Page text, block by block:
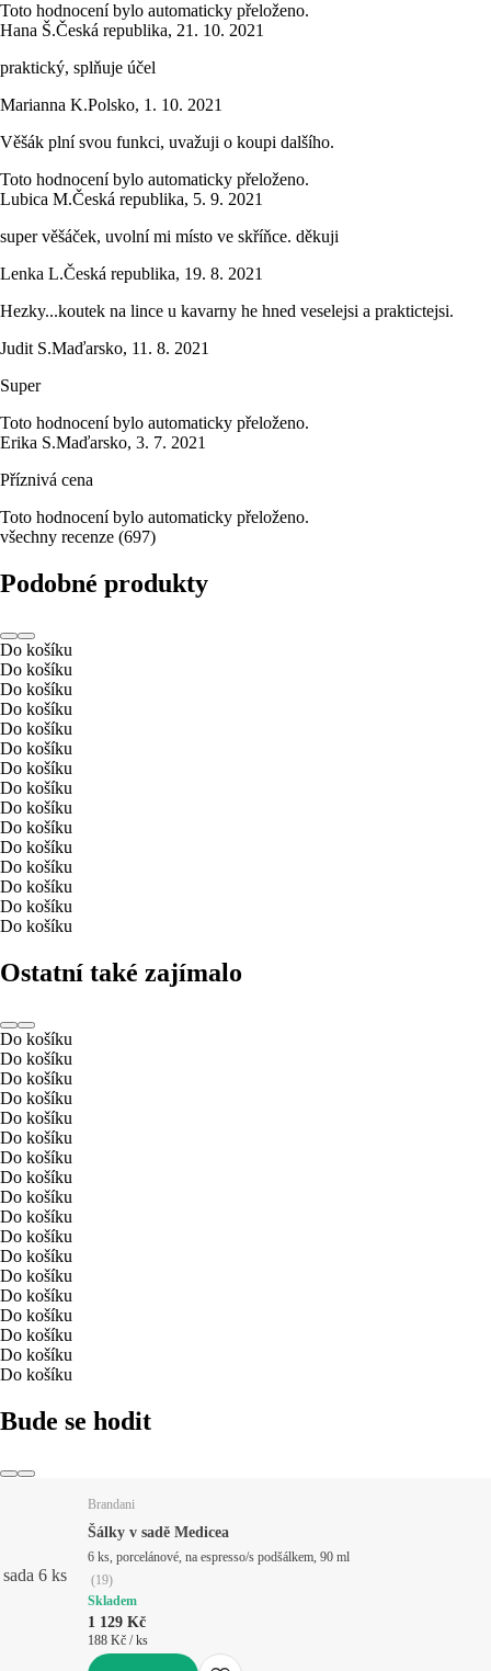
Toto hodnocení bylo automaticky přeloženo.
Hana Š.Česká republika, 21. 10. 2021
praktický, splňuje účel
Marianna K.Polsko, 1. 10. 2021
Věšák plní svou funkci, uvažuji o koupi dalšího.
Toto hodnocení bylo automaticky přeloženo.
Lubica M.Česká republika, 5. 9. 2021
super věšáček, uvolní mi místo ve skříňce. děkuji
Lenka L.Česká republika, 19. 8. 2021
Hezky...koutek na lince u kavarny he hned veselejsi a praktictejsi.
Judit S.Maďarsko, 11. 8. 2021
Super
Toto hodnocení bylo automaticky přeloženo.
Erika S.Maďarsko, 3. 7. 2021
Příznivá cena
Toto hodnocení bylo automaticky přeloženo.
všechny recenze (697)
Podobné produkty
Do košíku
Do košíku
Do košíku
Do košíku
Do košíku
Do košíku
Do košíku
Do košíku
Do košíku
Do košíku
Do košíku
Do košíku
Do košíku
Do košíku
Do košíku
Ostatní také zajímalo
Do košíku
Do košíku
Do košíku
Do košíku
Do košíku
Do košíku
Do košíku
Do košíku
Do košíku
Do košíku
Do košíku
Do košíku
Do košíku
Do košíku
Do košíku
Do košíku
Do košíku
Do košíku
Bude se hodit
sada 6 ks
Brandani
Šálky v sadě Medicea
6 ks, porcelánové, na espresso/s podšálkem, 90 ml
(19)
Skladem
1 129 Kč
188 Kč / ks